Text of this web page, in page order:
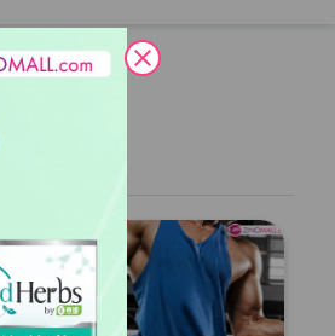
close